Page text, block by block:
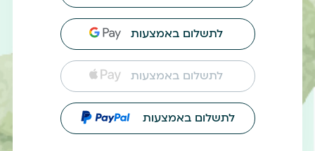
לתשלום באמצעות
לתשלום באמצעות
לתשלום באמצעות